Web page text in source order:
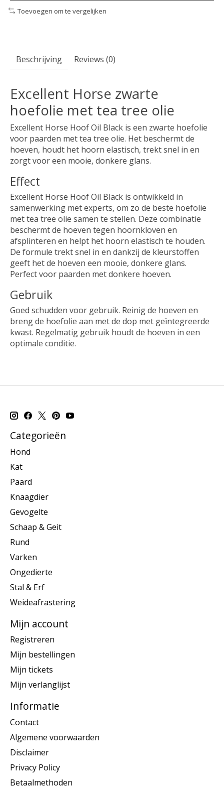
Toevoegen om te vergelijken
Beschrijving Reviews (0)
Excellent Horse zwarte
hoefolie met tea tree olie
Excellent Horse Hoof Oil Black is een zwarte hoefolie
voor paarden met tea tree olie. Het beschermt de
hoeven, houdt het hoorn elastisch, trekt snel in en
zorgt voor een mooie, donkere glans.
Effect
Excellent Horse Hoof Oil Black is ontwikkeld in
samenwerking met experts, om zo de beste hoefolie
met tea tree olie samen te stellen. Deze combinatie
beschermt de hoeven tegen hoornkloven en
afsplinteren en helpt het hoorn elastisch te houden.
De formule trekt snel in en dankzij de kleurstoffen
geeft het de hoeven een mooie, donkere glans.
Perfect voor paarden met donkere hoeven.
Gebruik
Goed schudden voor gebruik. Reinig de hoeven en
breng de hoefolie aan met de dop met geïntegreerde
kwast. Regelmatig gebruik houdt de hoeven in een
optimale conditie.
Categorieën
Hond
Kat
Paard
Knaagdier
Gevogelte
Schaap & Geit
Rund
Varken
Ongedierte
Stal & Erf
Weideafrastering
Mijn account
Registreren
Mijn bestellingen
Mijn tickets
Mijn verlanglijst
Informatie
Contact
Algemene voorwaarden
Disclaimer
Privacy Policy
Betaalmethoden